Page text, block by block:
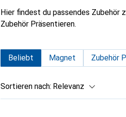
Hier findest du passendes Zubehör
Zubehör Präsentieren.
Beliebt Magnet Zubehör
Sortieren nach: Relevanz